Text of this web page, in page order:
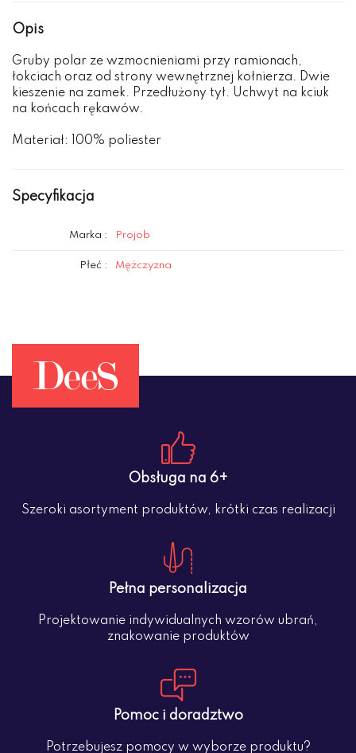
Opis
Gruby polar ze wzmocnieniami przy ramionach,
łokciach oraz od strony wewnętrznej kołnierza. Dwie
kieszenie na zamek. Przedłużony tył. Uchwyt na kciuk
na końcach rękawów.
Materiał: 100% poliester
Specyfikacja
Marka : Projob
Płeć : Mężczyzna
Obsługa na 6+
Szeroki asortyment produktów, krótki czas realizacji
Pełna personalizacja
Projektowanie indywidualnych wzorów ubrań,
znakowanie produktów
Pomoc i doradztwo
Potrzebujesz pomocy w wyborze produktu?